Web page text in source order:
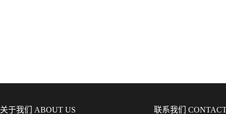
关于我们 ABOUT US 联系我们